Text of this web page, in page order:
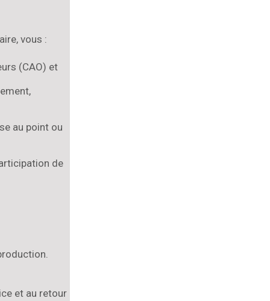
vous :
(CAO) et
au point ou
de
et au retour